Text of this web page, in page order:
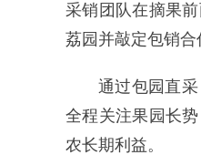
采销团队在摘果
荔园并敲定包销合
通过包园直
全程关注果园长
农长期利益。